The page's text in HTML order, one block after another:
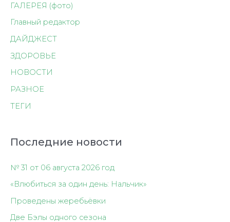
ГАЛЕРЕЯ (фото)
Главный редактор
ДАЙДЖЕСТ
ЗДОРОВЬЕ
НОВОСТИ
РАЗНОЕ
ТЕГИ
Последние новости
№ 31 от 06 августа 2026 год
«Влюбиться за один день: Нальчик»
Проведены жеребьёвки
Две Бэлы одного сезона